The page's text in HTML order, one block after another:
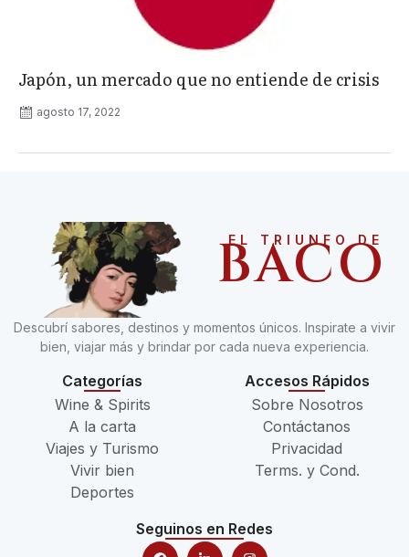
Japón, un mercado que no entiende de crisis
agosto 17, 2022
EL TRIUNFO DE
BACO
Descubrí sabores, destinos y momentos únicos. Inspirate a vivir
bien, viajar más y brindar por cada nueva experiencia.
Categorías
Wine & Spirits
A la carta
Viajes y Turismo
Vivir bien
Deportes
Accesos Rápidos
Sobre Nosotros
Contáctanos
Privacidad
Terms. y Cond.
Seguinos en Redes